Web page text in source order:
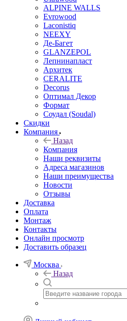
ALPINE WALLS
Evrowood
Laconistiq
NEEXY
Де-Багет
GLANZEPOL
Лепнинапласт
Архитек
CERALITE
Decorus
Оптимал Декор
Формат
Соудал (Soudal)
Скидки
Компания
Назад
Компания
Наши реквизиты
Адреса магазинов
Наши преимущества
Новости
Отзывы
Доставка
Оплата
Монтаж
Контакты
Онлайн просмотр
Доставить образец
Москва
Назад